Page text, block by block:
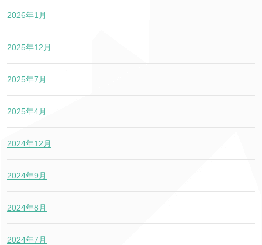
2026年1月
2025年12月
2025年7月
2025年4月
2024年12月
2024年9月
2024年8月
2024年7月